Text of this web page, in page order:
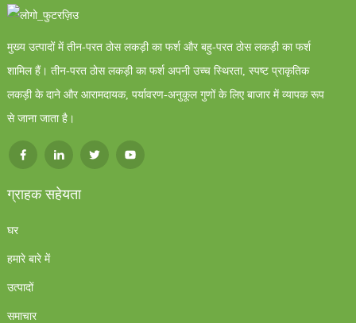
मुख्य उत्पादों में तीन-परत ठोस लकड़ी का फर्श और बहु-परत ठोस लकड़ी का फर्श
शामिल हैं। तीन-परत ठोस लकड़ी का फर्श अपनी उच्च स्थिरता, स्पष्ट प्राकृतिक
लकड़ी के दाने और आरामदायक, पर्यावरण-अनुकूल गुणों के लिए बाजार में व्यापक रूप
से जाना जाता है।
ग्राहक सहेयता
घर
हमारे बारे में
उत्पादों
समाचार